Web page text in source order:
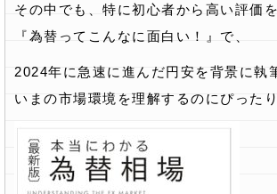
その中でも、特に初心者から高い評価
『為替ってこんなに面白い！』で、
2024年に急速に進んだ円安を背景に執
いまの市場環境を理解するのにぴった